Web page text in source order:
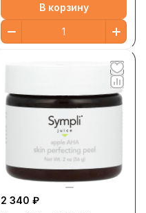
В корзину
2 340 ₽